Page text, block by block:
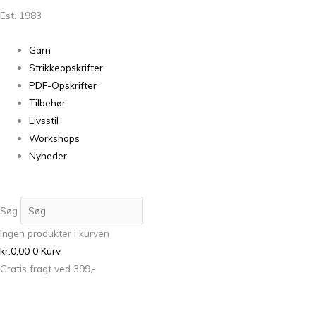
Est. 1983
Garn
Strikkeopskrifter
PDF-Opskrifter
Tilbehør
Livsstil
Workshops
Nyheder
Søg
Ingen produkter i kurven
kr.0,00 0 Kurv
Gratis fragt ved 399,-